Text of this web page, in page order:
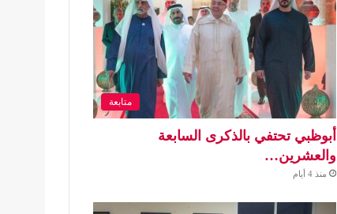
متابعة
أبوظبي تحتفي بالذكرى السابعة
والعشرين…
منذ 4 أيام